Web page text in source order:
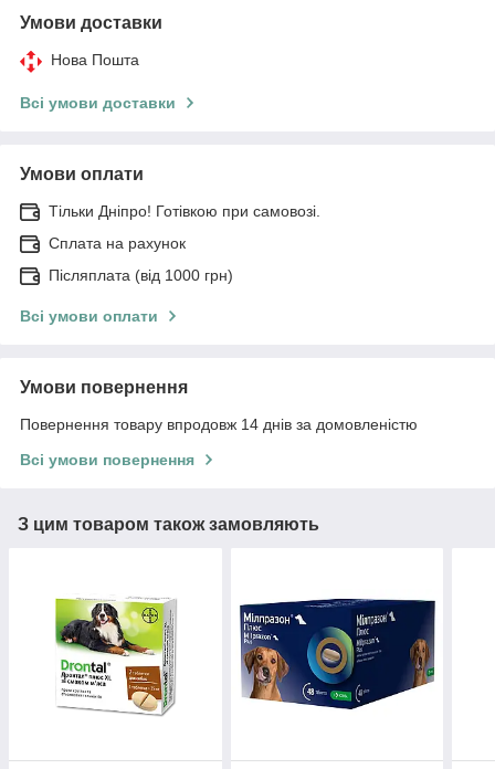
Умови доставки
Нова Пошта
Всі умови доставки
Умови оплати
Тільки Дніпро! Готівкою при самовозі.
Сплата на рахунок
Післяплата (від 1000 грн)
Всі умови оплати
Умови повернення
Повернення товару впродовж 14 днів за домовленістю
Всі умови повернення
З цим товаром також замовляють